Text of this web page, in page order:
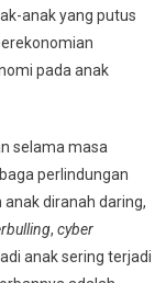
anak yang putus
pada anak
selama masa
perlindungan
diranah daring,
, cyber
anak sering terjadi